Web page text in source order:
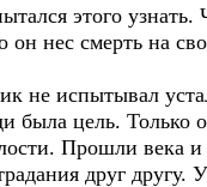
этого узнать.
нес смерть на
не испытывал
цель. Только
Прошли века
друг другу.